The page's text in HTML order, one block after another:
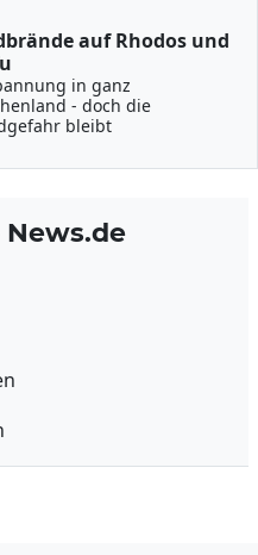
auf Rhodos und
in ganz
- doch die
bleibt
News.de